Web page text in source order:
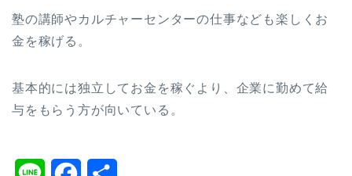
塾の講師やカルチャーセンターの仕事なども楽しくお
金を稼げる。
基本的には独立してお金を稼ぐより、企業に勤めて給
与をもらう方が向いている。